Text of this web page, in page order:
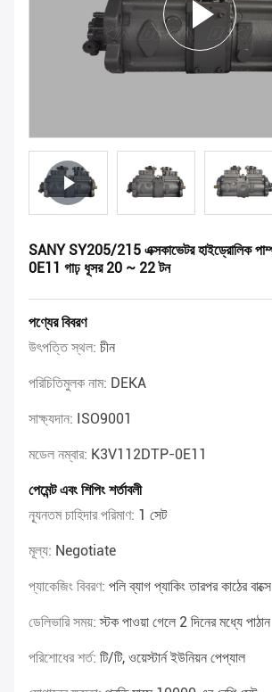
SANY SY205/215 এক্সকাভেটর হাইড্রোলিক
0E11 গাঢ় ধূসর 20 ~ 22 টন
পণ্যের বিবরণ
উৎপত্তি স্থল: চীন
পরিচিতিমুলক নাম: DEKA
সাক্ষ্যদান: ISO9001
মডেল নম্বার: K3V112DTP-0E11
পেমেন্ট এবং শিপিং শর্তাবলী
ন্যূনতম চাহিদার পরিমাণ: 1 সেট
মূল্য: Negotiate
প্যাকেজিং বিবরণ: পলি ব্যাগ প্যাকিং তারপর কাঠের বাক্সে
ডেলিভারি সময়:স্টক পাওয়া গেলে 2 দিনের মধ্যে পাঠান
পরিশোধের শর্ত: টি/টি, ওয়েস্টার্ন ইউনিয়ন পেপ্যাল